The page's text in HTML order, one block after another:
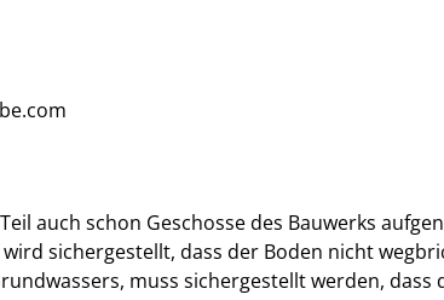
auch schon Geschosse des Bauwerks
wird sichergestellt, dass der Boden nicht
muss sichergestellt werden, dass